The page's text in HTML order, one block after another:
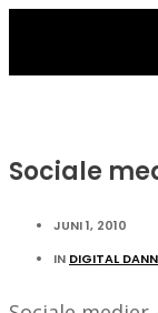
Sociale
JUNI 1, 2010
IN DIGITAL